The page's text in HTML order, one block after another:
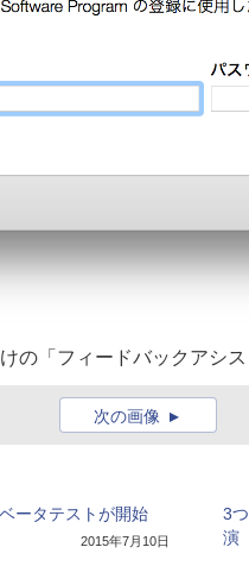
の「フィードバックアシ
次の画像
ータテストが開始
2015年7月10日
3
演